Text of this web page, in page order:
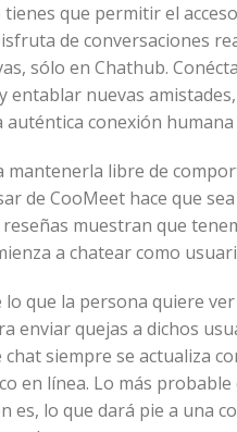
que permitir el
de conversaciones
sólo en Chathub.
nuevas
conexión
libre de
de CooMeet hace que
muestran que
a chatear como
que la persona quiere
enviar quejas a dichos
siempre se actualiza
en línea. Lo más
lo que dará pie a una